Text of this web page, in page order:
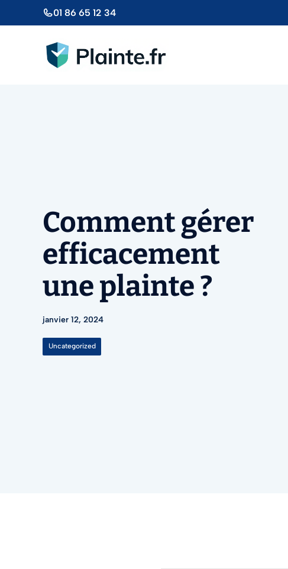
au
01 86 65 12 34
Comment gérer
efficacement
une plainte ?
janvier 12, 2024
Uncategorized